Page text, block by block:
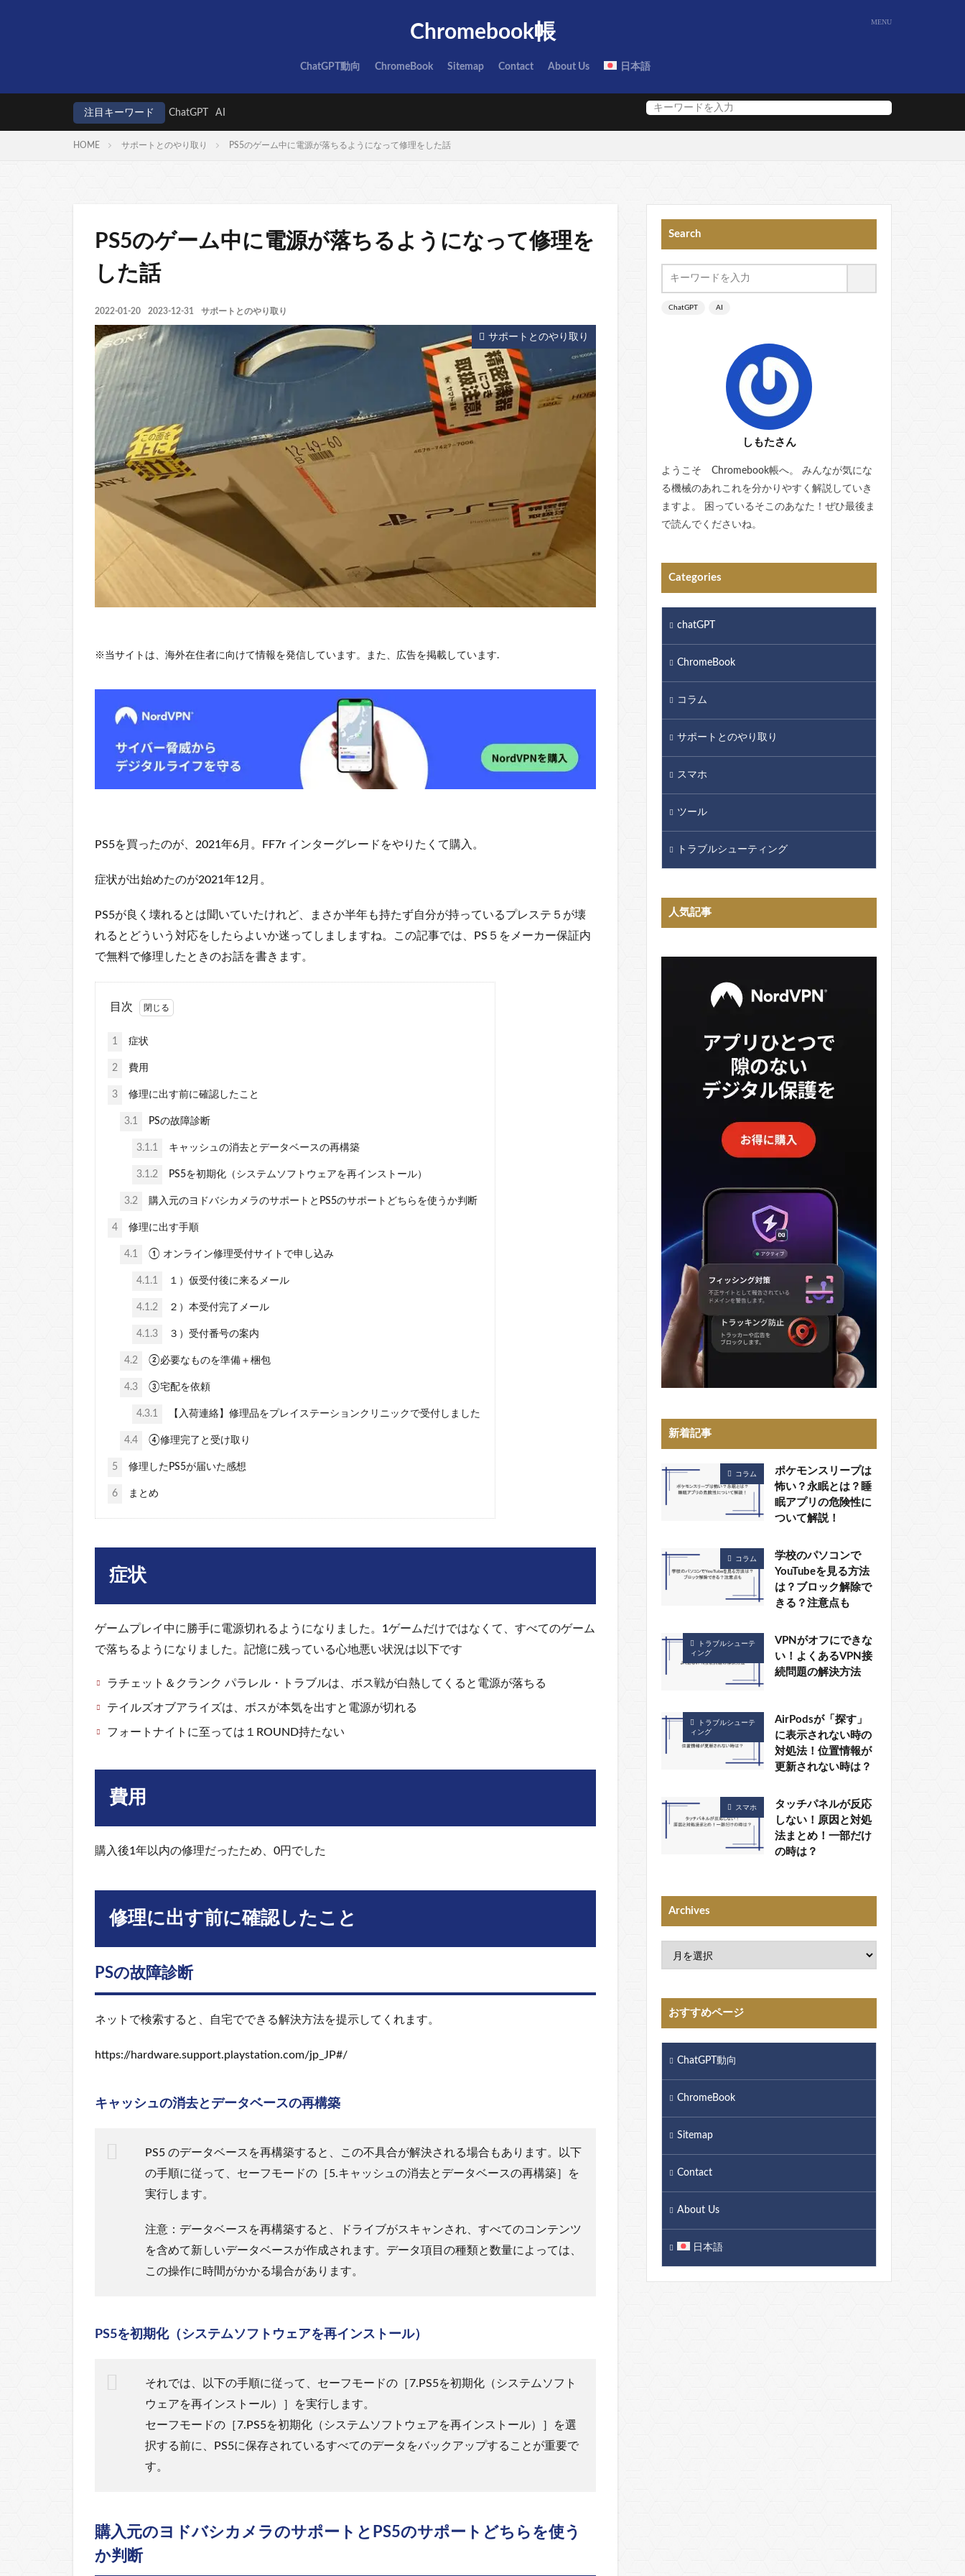
Chromebook帳
ChatGPT動向 ChromeBook Sitemap Contact About Us 日本語
注目キーワード ChatGPT AI
HOME サポートとのやり取り PS5のゲーム中に電源が落ちるようになって修理をした話
PS5のゲーム中に電源が落ちるようになって修理を
した話
2022-01-20 2023-12-31 サポートとのやり取り
サポートとのやり取り
※ 当サイトは、海外在住者に向けて情報を発信しています。また、広告を掲載しています.
PS5を買ったのが、2021年6月。FF7r インターグレードをやりたくて購入。
症状が出始めたのが2021年12月。
PS5が良く壊れるとは聞いていたけれど、まさか半年も持たず自分が持っているプレステ５が壊
れるとどういう対応をしたらよいか迷ってしましますね。この記事では、PS５をメーカー保証内
で無料で修理したときのお話を書きます。
目次
1 症状
2 費用
3 修理に出す前に確認したこと
3.1 PSの故障診断
3.1.1 キャッシュの消去とデータベースの再構築
3.1.2 PS5を初期化（システムソフトウェアを再インストール）
3.2 購入元のヨドバシカメラのサポートとPS5のサポートどちらを使うか判断
4 修理に出す手順
4.1 ① オンライン修理受付サイトで申し込み
4.1.1 １）仮受付後に来るメール
4.1.2 ２）本受付完了メール
4.1.3 ３）受付番号の案内
4.2 ②必要なものを準備＋梱包
4.3 ③宅配を依頼
4.3.1 【入荷連絡】修理品をプレイステーションクリニックで受付しました
4.4 ④修理完了と受け取り
5 修理したPS5が届いた感想
6 まとめ
症状
ゲームプレイ中に勝手に電源切れるようになりました。1ゲームだけではなくて、すべてのゲーム
で落ちるようになりました。記憶に残っている心地悪い状況は以下です
ラチェット＆クランク パラレル・トラブルは、ボス戦が白熱してくると電源が落ちる
テイルズオブアライズは、ボスが本気を出すと電源が切れる
フォートナイトに至っては１ROUND持たない
費用
購入後1年以内の修理だったため、0円でした
修理に出す前に確認したこと
PSの故障診断
ネットで検索すると、自宅でできる解決方法を提示してくれます。
https://hardware.support.playstation.com/jp_JP#/
キャッシュの消去とデータベースの再構築
PS5 のデータベースを再構築すると、この不具合が解決される場合もあります。以下
の手順に従って、セーフモードの［5.キャッシュの消去とデータベースの再構築］を
実行します。
注意：データベースを再構築すると、ドライブがスキャンされ、すべてのコンテンツ
を含めて新しいデータベースが作成されます。データ項目の種類と数量によっては、
この操作に時間がかかる場合があります。
PS5を初期化（システムソフトウェアを再インストール）
それでは、以下の手順に従って、セーフモードの［7.PS5を初期化（システムソフト
ウェアを再インストール）］を実行します。
セーフモードの［7.PS5を初期化（システムソフトウェアを再インストール）］を選
択する前に、PS5に保存されているすべてのデータをバックアップすることが重要で
す。
購入元のヨドバシカメラのサポートとPS5のサポートどちらを使う
か判断
Search
ChatGPT AI
しもたさん
ようこそ Chromebook帳へ。 みんなが気にな
る機械のあれこれを分かりやすく解説していき
ますよ。 困っているそこのあなた！ぜひ最後ま
で読んでくださいね。
Categories
chatGPT
ChromeBook
コラム
サポートとのやり取り
スマホ
ツール
トラブルシューティング
人気記事
新着記事
コラム
ポケモンスリープは
怖い？永眠とは？睡
眠アプリの危険性に
ついて解説！
コラム
学校のパソコンで
YouTubeを見る方法
は？ブロック解除で
きる？注意点も
トラブルシューテ
ィング
VPNがオフにできな
い！よくあるVPN接
続問題の解決方法
トラブルシューテ
ィング
AirPodsが「探す」
に表示されない時の
対処法！位置情報が
更新されない時は？
スマホ
タッチパネルが反応
しない！原因と対処
法まとめ！一部だけ
の時は？
Archives
おすすめページ
ChatGPT動向
ChromeBook
Sitemap
Contact
About Us
日本語